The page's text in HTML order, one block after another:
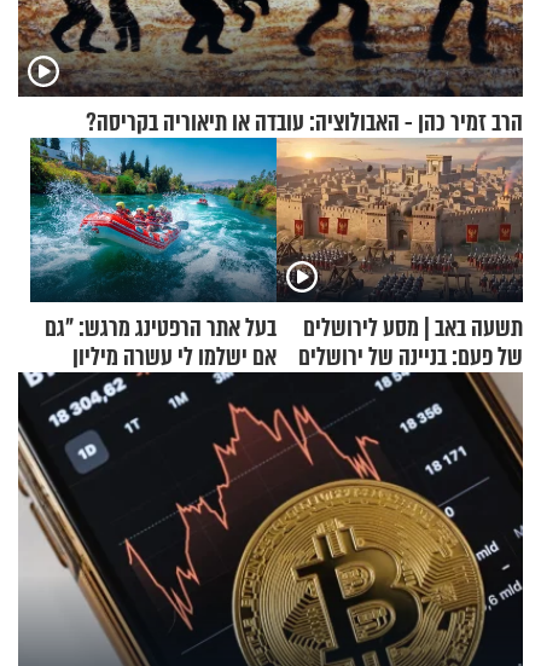
הרב זמיר כהן - האבולוציה: עובדה או תיאוריה בקריסה?
תשעה באב | מסע לירושלים
של פעם: בניינה של ירושלים
בעל אתר הרפטינג מרגש: "גם
אם ישלמו לי עשרה מיליון
שקלים - לא אפתח בשבת"